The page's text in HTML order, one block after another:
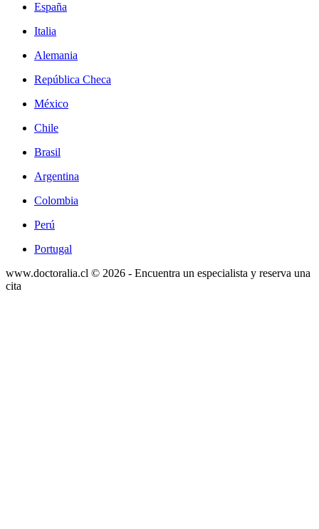
España
Italia
Alemania
República Checa
México
Chile
Brasil
Argentina
Colombia
Perú
Portugal
www.doctoralia.cl © 2026 - Encuentra un especialista y reserva una
cita